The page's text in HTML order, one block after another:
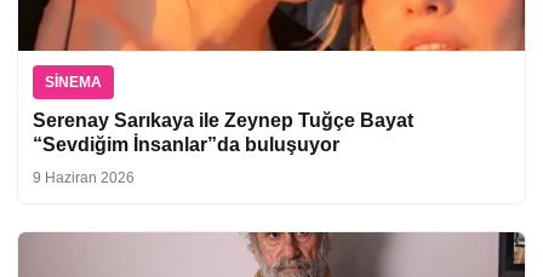
SINEMA
Serenay Sarıkaya ile Zeynep Tuğçe Bayat
“Sevdiğim İnsanlar”da buluşuyor
9 Haziran 2026